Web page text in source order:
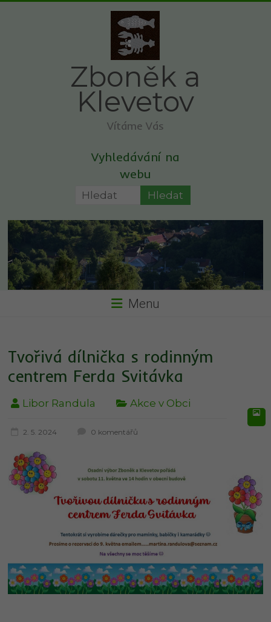
Zboněk a
Klevetov
Vítáme Vás
Vyhledávání na
webu
Menu
Tvořivá dílnička s rodinným
centrem Ferda Svitávka
Libor Randula Akce v Obci
2. 5. 2024 0 komentářů